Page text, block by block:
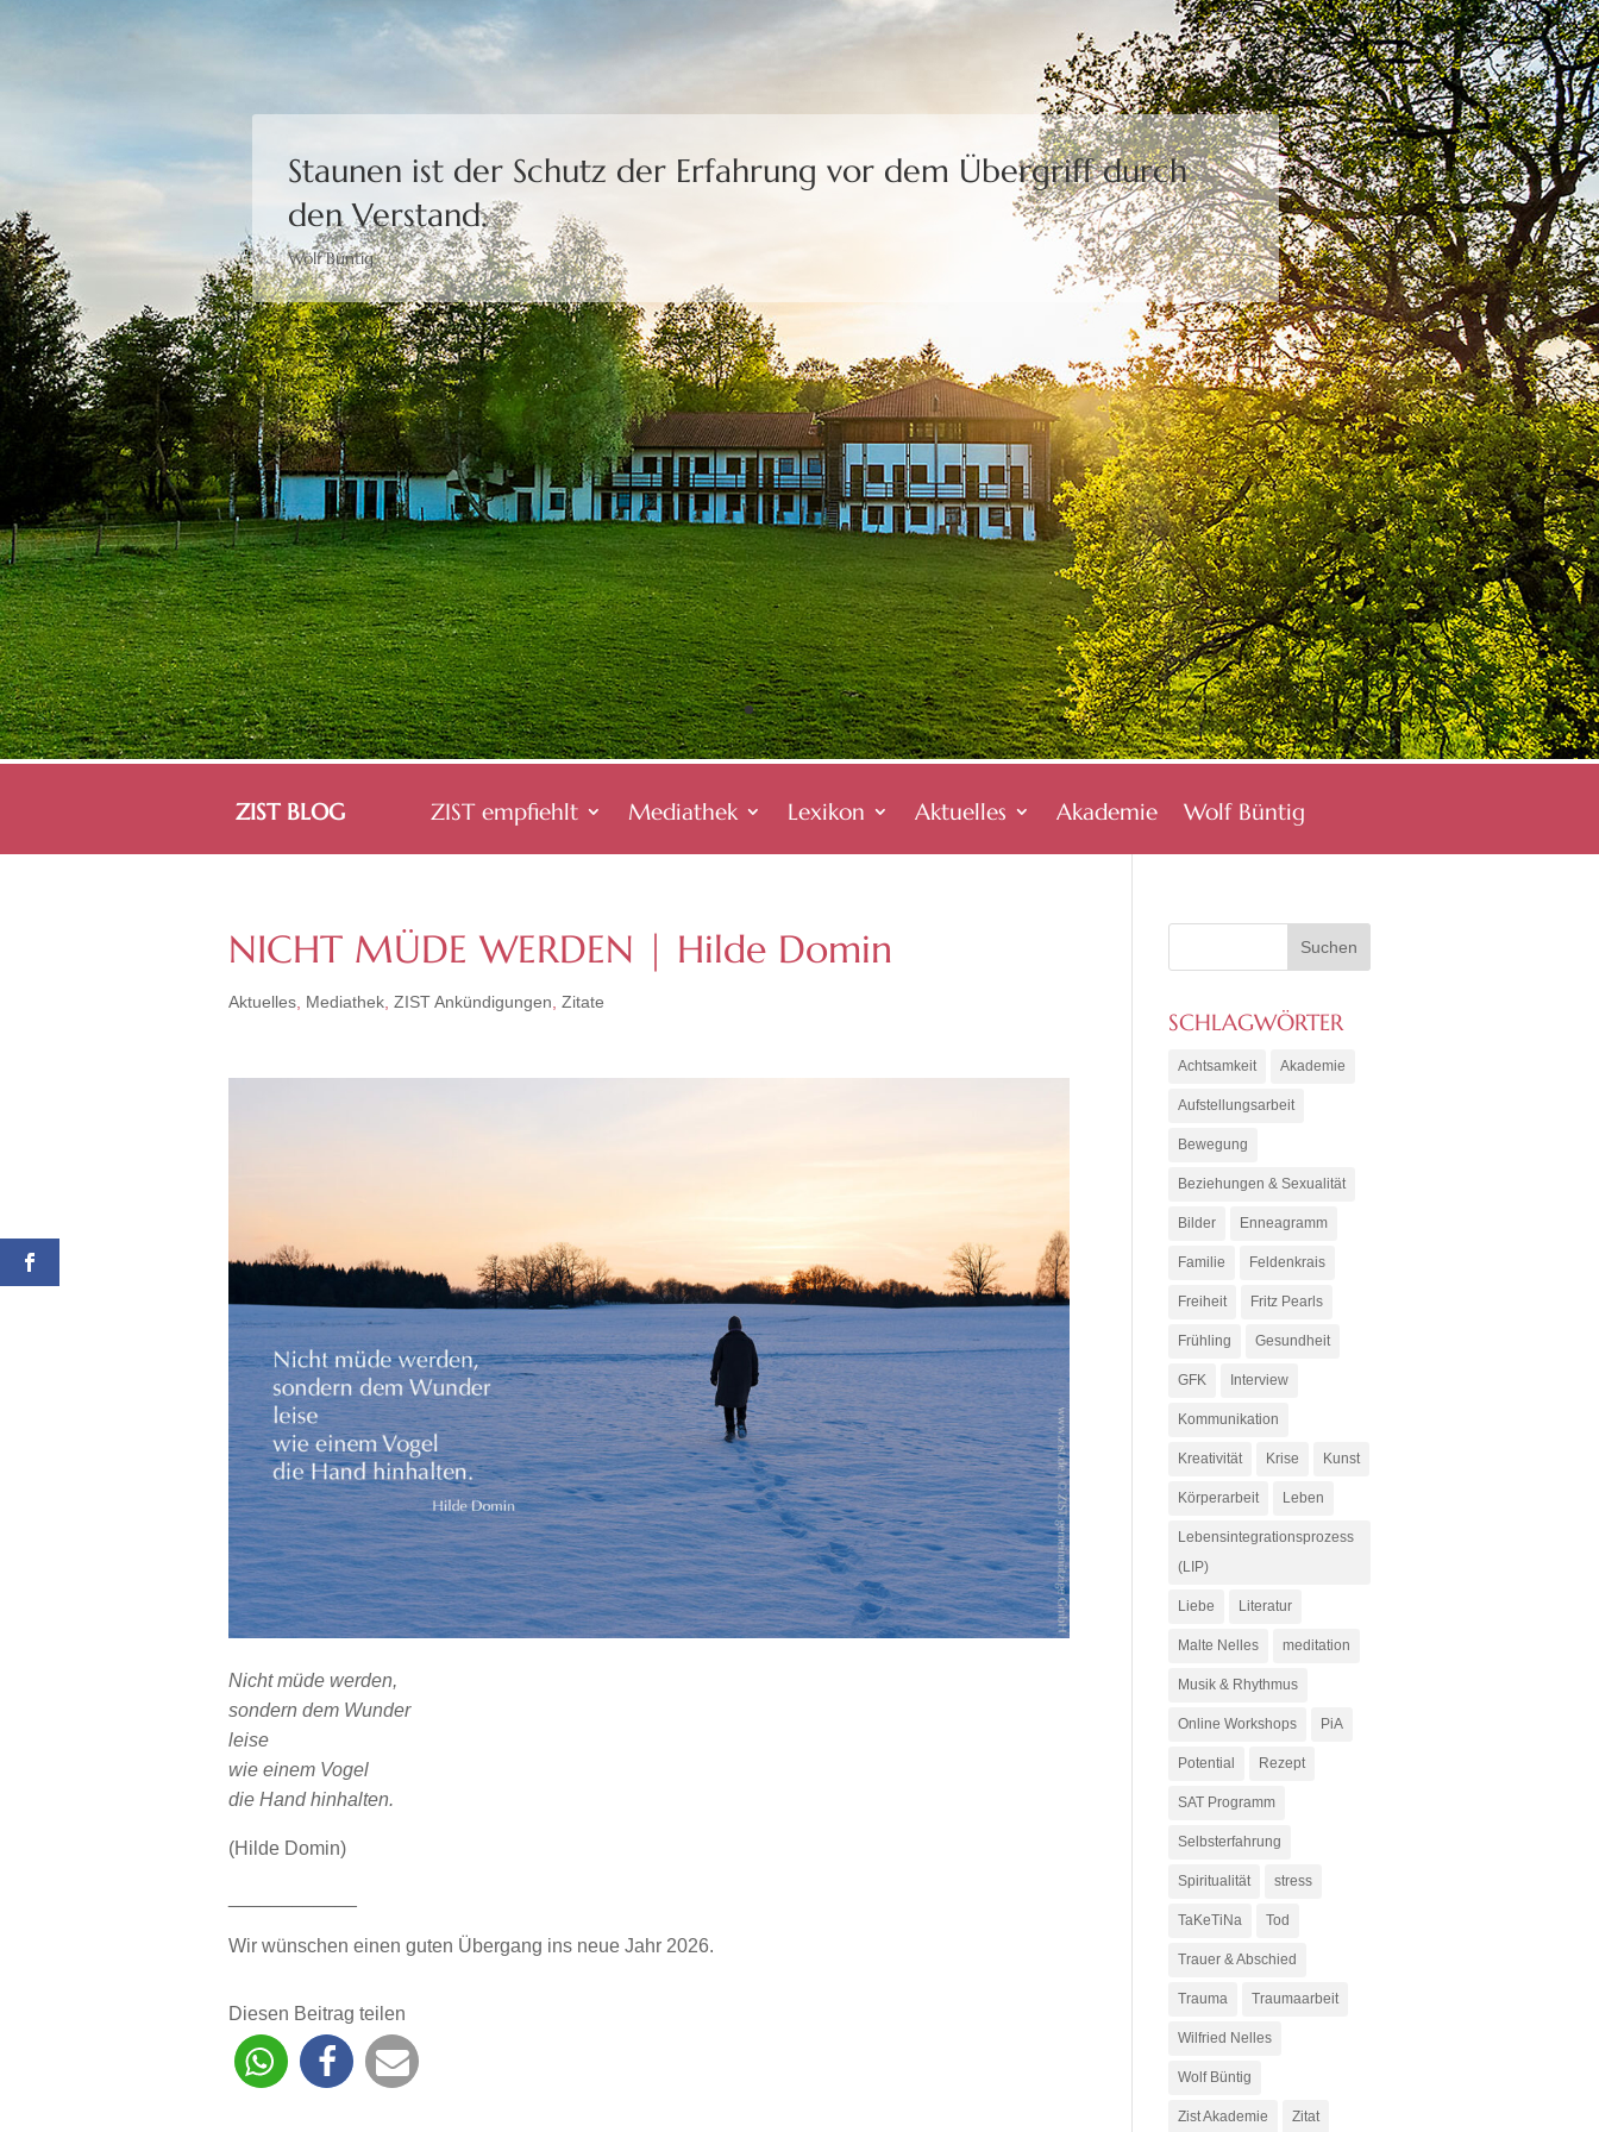
Staunen ist der Schutz der Erfahrung vor dem Übergriff durch
den Verstand.
Wolf Büntig
Bewusstheit gibt uns die Freiheit,eine Wahl zu treffen.
Moshé Feldenkrais
ZIST BLOG ZIST empfiehlt Mediathek Lexikon Aktuelles Akademie Wolf Büntig
NICHT MÜDE WERDEN | Hilde Domin
Aktuelles Mediathek ZIST Ankündigungen Zitate
Nicht müde werden,
sondern dem Wunder
leise
wie einem Vogel
die Hand hinhalten.
(Hilde Domin)
Wir wünschen einen guten Übergang ins neue Jahr 2026.
Diesen Beitrag teilen
SCHLAGWÖRTER
Achtsamkeit Akademie
Aufstellungsarbeit
Bewegung
Beziehungen & Sexualität
Bilder Enneagramm
Familie Feldenkrais
Freiheit Fritz Pearls
Frühling Gesundheit
GFK Interview
Kommunikation
Kreativität Krise Kunst
Körperarbeit Leben
Lebensintegrationsprozess
(LIP)
Liebe Literatur
Malte Nelles meditation
Musik & Rhythmus
Online Workshops PiA
Potential Rezept
SAT Programm
Selbsterfahrung
Spiritualität stress
TaKeTiNa Tod
Trauer & Abschied
Trauma Traumaarbeit
Wilfried Nelles
Wolf Büntig
Zist Akademie Zitat